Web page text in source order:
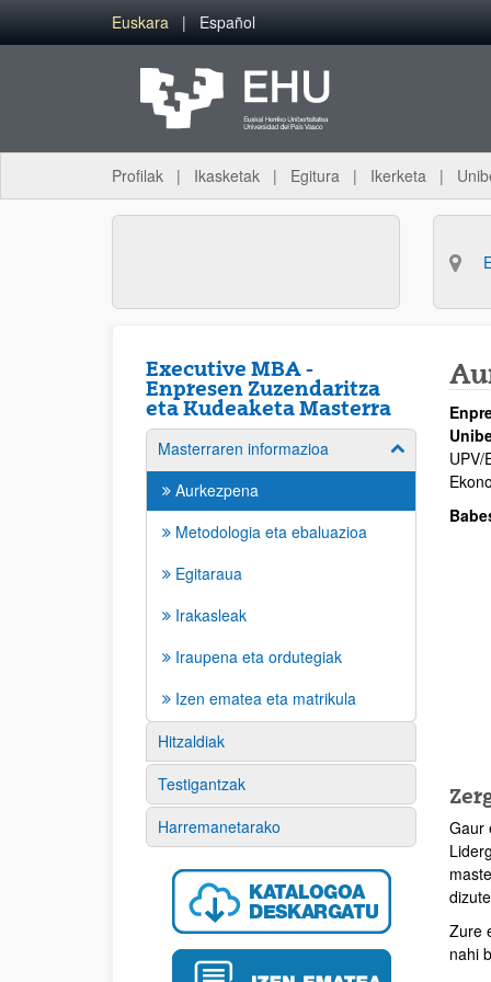
Eduki nagusira joan
Euskara Español
Profilak Ikasketak Egitura Ikerketa
Executive MBA -
Enpresen Zuzendaritza
eta Kudeaketa Masterra
Masterraren informazioa Erakutsi/
Aurkezpena
Metodologia eta ebaluazioa
Egitaraua
Irakasleak
Iraupena eta ordutegiak
Izen ematea eta matrikula
Hitzaldiak
Testigantzak
Harremanetarako
UPV/
Gaur
Zure
nahi